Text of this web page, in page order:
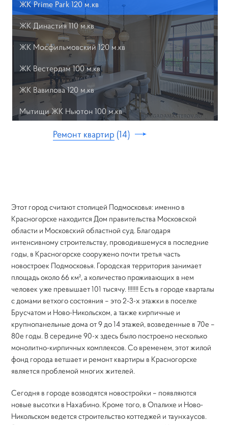
ВНИМАНИЕ ФОРМА
ОБРАТНОЙ СВЯЗИ
ВРЕМЕННО НЕ РАБОТАЕТ!
Прикрепить файл Обзор...
ОТПРАВЛЯЙТЕ ВАШИ ЗАЯВКИ НА ПОЧТУ
ZAKAZ@REMCRAFT.RUИЛИ ЗВОНИТЕ
ПО ТЕЛЕФОНУ +7 495 799-10-80
ЖК Prime Park 120 м.кв
ЖК Династия 110 м.кв
ЖК Мосфильмовский 120 м.кв
ЖК Вестердам 100 м.кв
ЖК Вавилова 120 м.кв
Мытищи ЖК Ньютон 100 м.кв
ЖК Доминион 180 м.кв.
ЖК Скайфорт, 1-й Нагатинский проезд | Квартира 120
м.кв
Красногорск, Подмосковный бульвар | Квартира 100
м.кв.
Академика Волгина квартира 100 м.кв
Куркино, ул.Родионовская 10 | Квартира 120 м.кв
Апрелевка, ул. Парковая д 11 | Квартира 120 м.кв
Ремонт квартир 14
Этот город считают столицей Подмосковья: именно в
Красногорске находится Дом правительства Московской
области и Московский областной суд. Благодаря
интенсивному строительству, проводившемуся в последние
годы, в Красногорске сооружено почти третья часть
новостроек Подмосковья. Городская территория занимает
площадь около 66 км², а количество проживающих в нем
человек уже превышает 101 тысячу. !!!!!!! Есть в городе кварталы
с домами ветхого состояния – это 2-3-х этажки в поселке
Брусчатом и Ново-Никольском, а также кирпичные и
крупнопанельные дома от 9 до 14 этажей, возведенные в 70е –
80е годы. В середине 90-х здесь было построено несколько
монолитно-кирпичных комплексов. Со временем, этот жилой
фонд города ветшает и ремонт квартиры в Красногорске
является проблемой многих жителей.
Сегодня в городе возводятся новостройки – появляются
новые высотки в Нахабино. Кроме того, в Опалихе и Ново-
Никольском ведется строительство коттеджей и таунхаусов.